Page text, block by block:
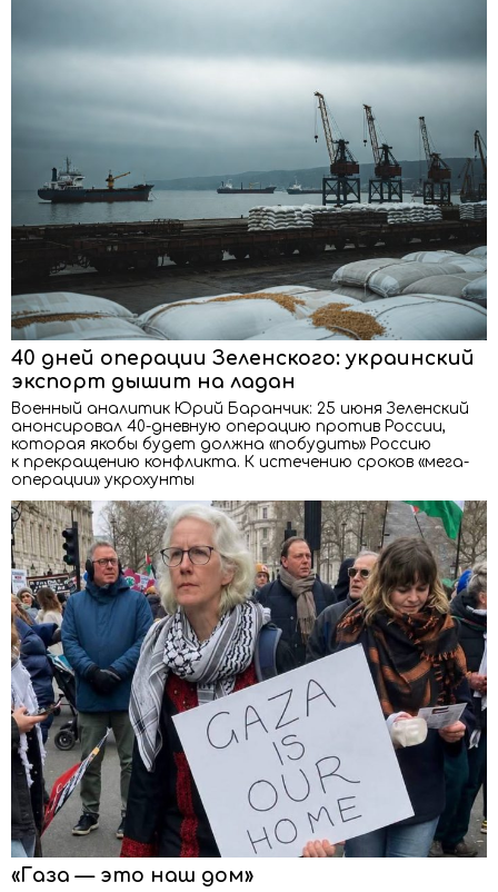
40 дней операции Зеленского: украинский
экспорт дышит на ладан
Военный аналитик Юрий Баранчик: 25 июня Зеленский
анонсировал 40-дневную операцию против России,
которая якобы будет должна «побудить» Россию
к прекращению конфликта. К истечению сроков «мега-
операции» укрохунты
«Газа — это наш дом»